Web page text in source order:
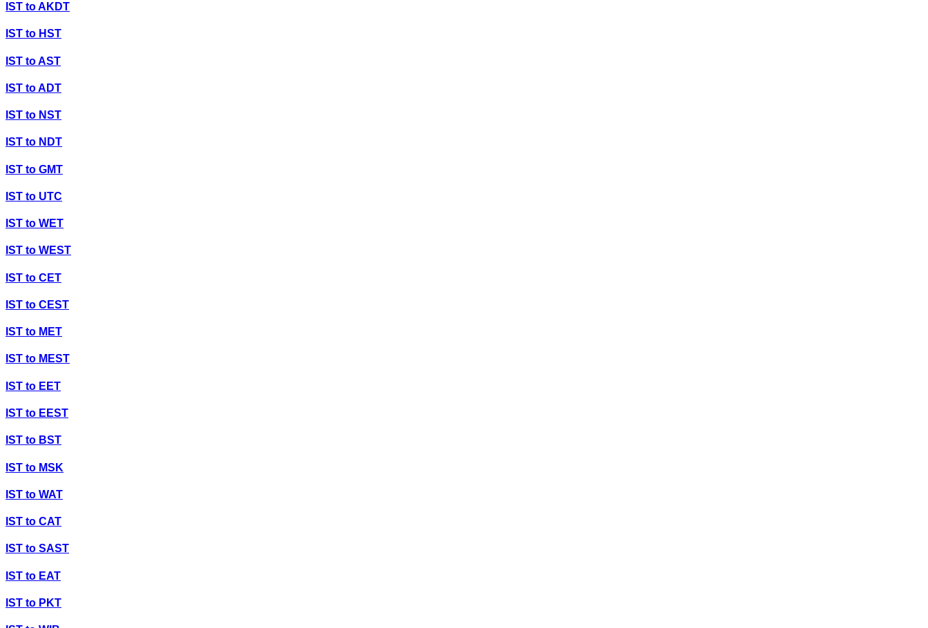
IST toAKDT
IST to HST
IST toAST
IST toADT
IST to NST
IST to NDT
IST to GMT
IST to UTC
IST to WET
IST to WEST
IST to CET
IST to CEST
IST to MET
IST to MEST
IST to EET
IST to EEST
IST to BST
IST to MSK
IST to WAT
IST to CAT
IST to SAST
IST to EAT
IST to PKT